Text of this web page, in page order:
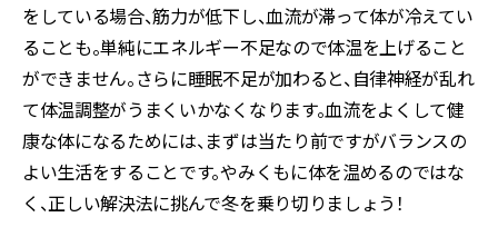
をしている場合、筋力が低下し、血流が滞って体が冷えてい
ることも。単純にエネルギー不足なので体温を上げること
ができません。さらに睡眠不足が加わると、自律神経が乱れ
て体温調整がうまくいかなくなります。血流をよくして健
康な体になるためには、まずは当たり前ですがバランスの
よい生活をすることです。やみくもに体を温めるのではな
く、正しい解決法に挑んで冬を乗り切りましょう！